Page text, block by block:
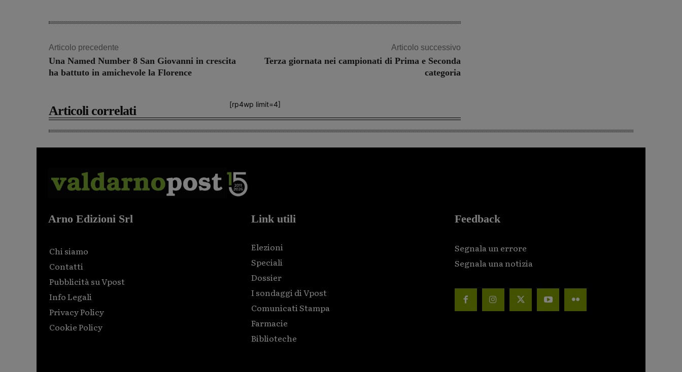
Articolo precedente
Una Named Number 8 San Giovanni in crescita
ha battuto in amichevole la Florence
Articolo successivo
Terza giornata nei campionati di Prima e Seconda
categoria
[rp4wp limit=4]
Articoli correlati
Arno Edizioni Srl
Chi siamo
Contatti
Pubblicità su Vpost
Info Legali
Privacy Policy
Cookie Policy
Link utili
Elezioni
Speciali
Dossier
I sondaggi di Vpost
Comunicati Stampa
Farmacie
Biblioteche
Feedback
Segnala un errore
Segnala una notizia